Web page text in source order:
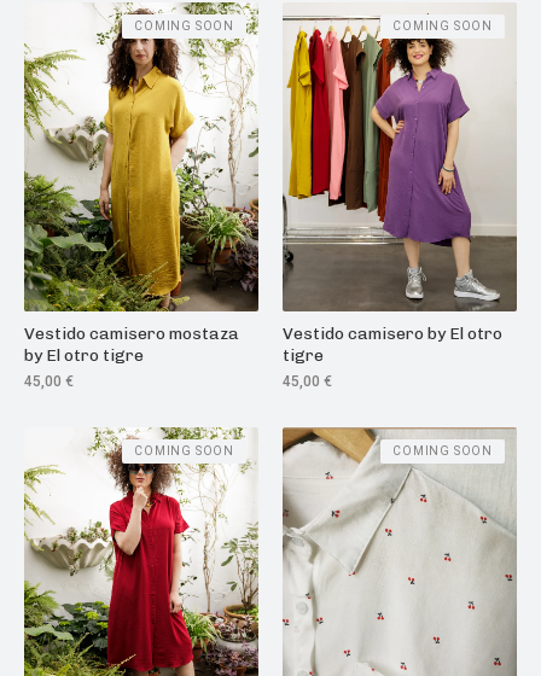
Vestido camisero mostaza
by El otro tigre
45,00 €
COMING SOON
Vestido camisero by El otro
tigre
45,00 €
COMING SOON
COMING SOON COMING SOON